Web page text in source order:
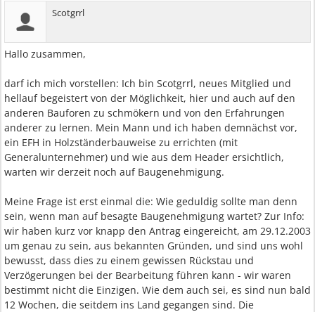
Scotgrrl
Hallo zusammen,
darf ich mich vorstellen: Ich bin Scotgrrl, neues Mitglied und
hellauf begeistert von der Möglichkeit, hier und auch auf den
anderen Bauforen zu schmökern und von den Erfahrungen
anderer zu lernen. Mein Mann und ich haben demnächst vor,
ein EFH in Holzständerbauweise zu errichten (mit
Generalunternehmer) und wie aus dem Header ersichtlich,
warten wir derzeit noch auf Baugenehmigung.
Meine Frage ist erst einmal die: Wie geduldig sollte man denn
sein, wenn man auf besagte Baugenehmigung wartet? Zur Info:
wir haben kurz vor knapp den Antrag eingereicht, am 29.12.2003
um genau zu sein, aus bekannten Gründen, und sind uns wohl
bewusst, dass dies zu einem gewissen Rückstau und
Verzögerungen bei der Bearbeitung führen kann - wir waren
bestimmt nicht die Einzigen. Wie dem auch sei, es sind nun bald
12 Wochen, die seitdem ins Land gegangen sind. Die